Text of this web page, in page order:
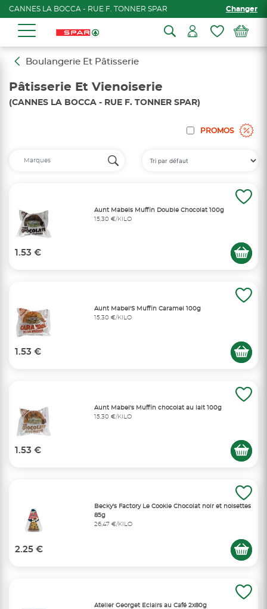
CANNES LA BOCCA - RUE F. TONNER SPAR Changer
Boulangerie Et Pâtisserie
Pâtisserie Et Vienoiserie
(CANNES LA BOCCA - RUE F. TONNER SPAR)
PROMOS
Aunt Mabels Muffin Double Chocolat 100g
15,30 €/KILO
1.53 €
Aunt Mabel'S Muffin Caramel 100g
15,30 €/KILO
1.53 €
Aunt Mabel's Muffin chocolat au lait 100g
15,30 €/KILO
1.53 €
Becky's Factory Le Cookie Chocolat noir et noisettes
85g
26,47 €/KILO
2.25 €
Atelier Georget Eclairs au Café 2x80g